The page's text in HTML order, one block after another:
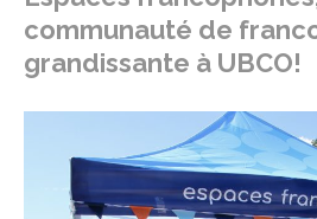
communauté de
grandissante à UBCO!